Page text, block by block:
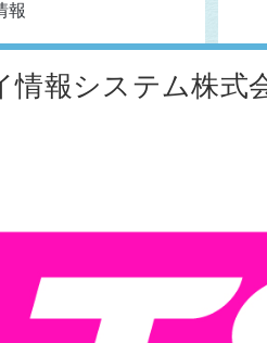
報
情報システム株式